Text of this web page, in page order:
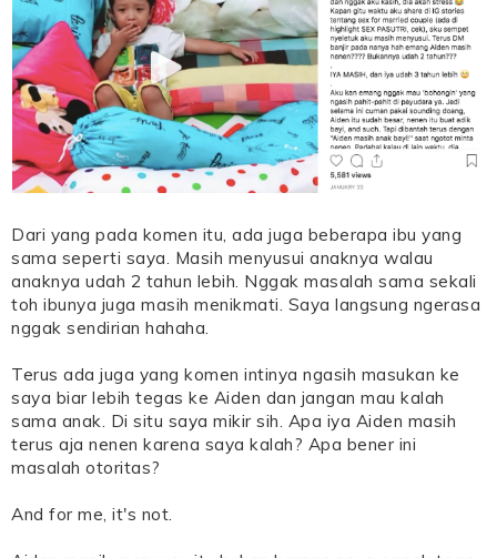
Dari yang pada komen itu, ada juga beberapa ibu yang
sama seperti saya. Masih menyusui anaknya walau
anaknya udah 2 tahun lebih. Nggak masalah sama sekali
toh ibunya juga masih menikmati. Saya langsung ngerasa
nggak sendirian hahaha.
Terus ada juga yang komen intinya ngasih masukan ke
saya biar lebih tegas ke Aiden dan jangan mau kalah
sama anak. Di situ saya mikir sih. Apa iya Aiden masih
terus aja nenen karena saya kalah? Apa bener ini
masalah otoritas?
And for me, it's not.